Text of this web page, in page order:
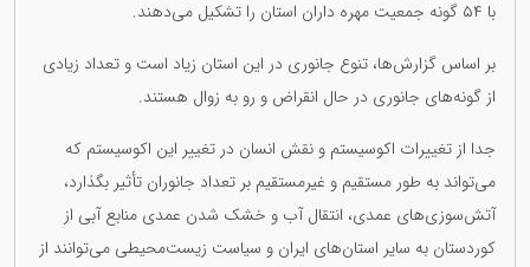
با ۵۴ گونه جمعیت مهره داران استان را تشکیل می‌دهند.
بر اساس گزارش‌ها، تنوع جانوری در این استان زیاد است و تعداد زیادی
از گونه‌های جانوری در حال انقراض و رو به زوال هستند.
جدا از تغییرات اکوسیستم و نقش انسان در تغییر این اکوسیستم که
می‌تواند به طور مستقیم و غیرمستقیم بر تعداد جانوران تأثیر بگذارد،
آتش‌سوزی‌های عمدی، انتقال آب و خشک شدن عمدی منابع آبی از
کوردستان به سایر استان‌های ایران و سیاست زیست‌محیطی می‌توانند از